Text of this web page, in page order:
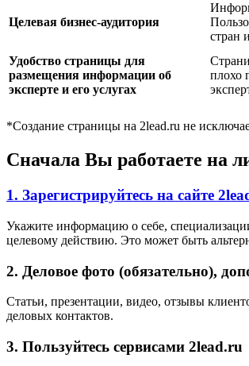
Целевая бизнес-аудитория
стран
Удобство страницы для
размещения информации об
эксперте и его услугах
плохо
*Создание страницы на 2lead.ru не
Сначала Вы работаете на
1. Зарегистрируйтесь на сайте
Укажите информацию о себе,
целевому действию. Это может быть
2. Деловое фото (обязательно),
Статьи, презентации, видео, отзывы
деловых контактов.
3. Пользуйтесь сервисами 2lead.ru